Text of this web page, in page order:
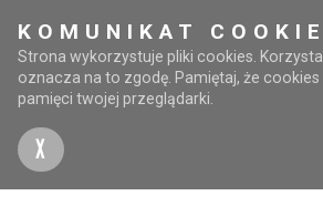
KOMUNIKAT
Strona wykorzystuje pliki cookies.
oznacza na to zgodę. Pamiętaj, że
pamięci twojej przeglądarki.
X